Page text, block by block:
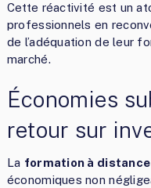
Cette réactivité est un
professionnels en
de l’adéquation de leur
marché.
Économies
retour sur
La formation à distance
économiques non